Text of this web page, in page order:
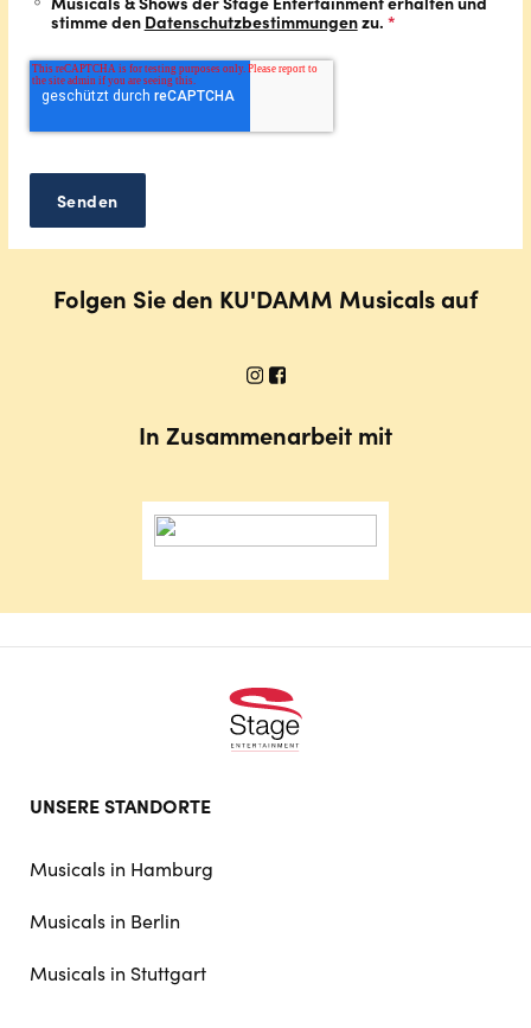
stimme den Datenschutzbestimmungenzu. *
Folgen Sie den KU'DAMM Musicals auf
In Zusammenarbeit mit
doormat
UNSERE STANDORTE
Musicals in Hamburg
Musicals in Berlin
Musicals in Stuttgart